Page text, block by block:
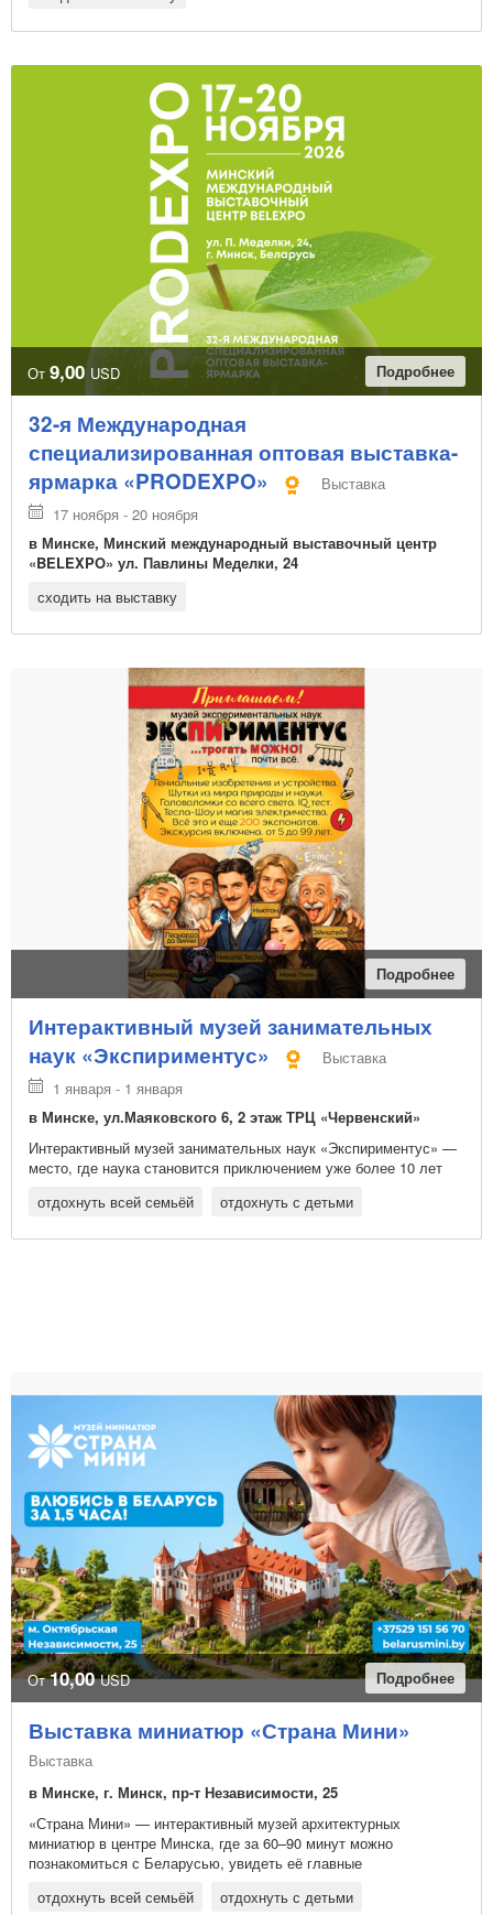
От 9,00 USD Подробнее
32-я Международная
специализированная оптовая выставка-
ярмарка «PRODEXPO»
Выставка
17 ноября - 20 ноября
в Минске, Минский международный выставочный центр
«BELEXPO» ул. Павлины Меделки, 24
сходить на выставку
Подробнее
Интерактивный музей занимательных
наук «Экспириментус»
Выставка
1 января - 1 января
в Минске, ул.Маяковского 6, 2 этаж ТРЦ «Червенский»
Интерактивный музей занимательных наук «Экспириментус» —
место, где наука становится приключением уже более 10 лет
отдохнуть всей семьёй
отдохнуть с детьми
От10,00USD Подробнее
Выставка миниатюр «Страна Мини»
Выставка
в Минске, г. Минск, пр-т Независимости, 25
«Страна Мини» — интерактивный музей архитектурных
миниатюр в центре Минска, где за 60–90 минут можно
познакомиться с Беларусью, увидеть её главные
путешествий по стране
отдохнуть всей семьёй
отдохнуть с детьми